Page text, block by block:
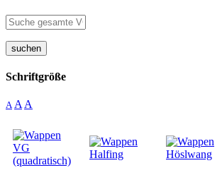
suchen
Schriftgröße
A A A